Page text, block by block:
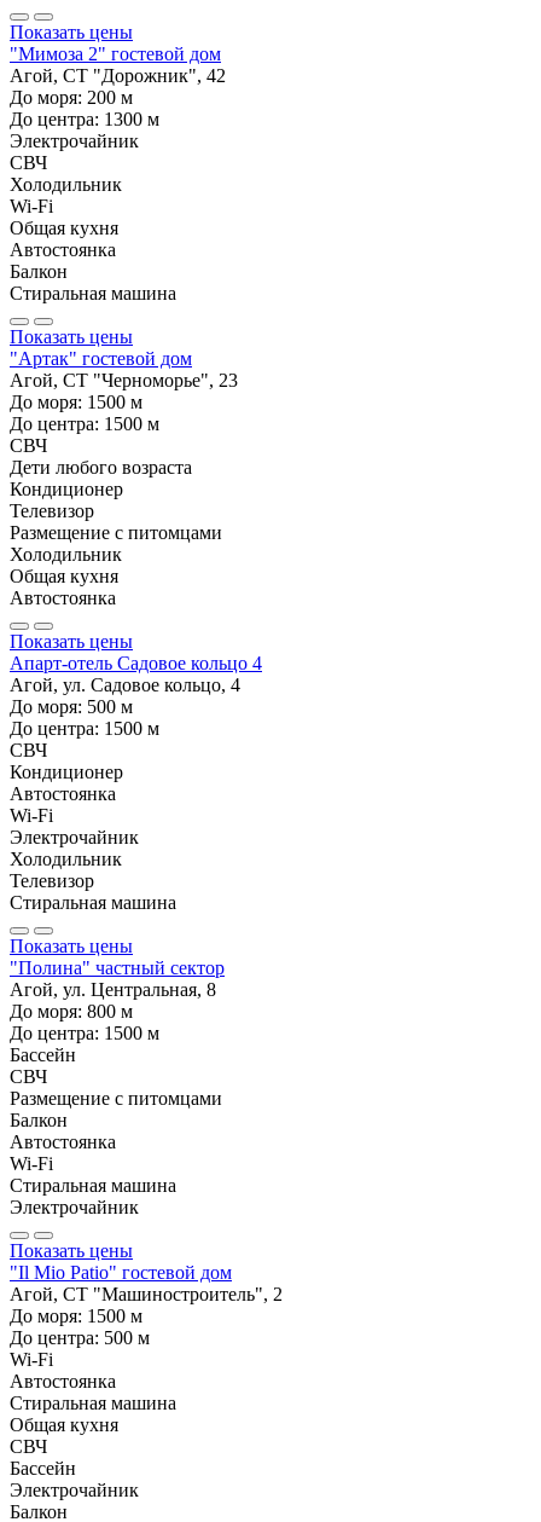
Показать цены
"Мимоза 2" гостевой дом
Агой, СТ "Дорожник", 42
До моря: 200 м
До центра: 1300 м
Электрочайник
СВЧ
Холодильник
Wi-Fi
Общая кухня
Автостоянка
Балкон
Стиральная машина
Показать цены
"Артак" гостевой дом
Агой, СТ "Черноморье", 23
До моря: 1500 м
До центра: 1500 м
СВЧ
Дети любого возраста
Кондиционер
Телевизор
Размещение с питомцами
Холодильник
Общая кухня
Автостоянка
Показать цены
Апарт-отель Садовое кольцо 4
Агой, ул. Садовое кольцо, 4
До моря: 500 м
До центра: 1500 м
СВЧ
Кондиционер
Автостоянка
Wi-Fi
Электрочайник
Холодильник
Телевизор
Стиральная машина
Показать цены
"Полина" частный сектор
Агой, ул. Центральная, 8
До моря: 800 м
До центра: 1500 м
Бассейн
СВЧ
Размещение с питомцами
Балкон
Автостоянка
Wi-Fi
Стиральная машина
Электрочайник
Показать цены
"Il Mio Patio" гостевой дом
Агой, СТ "Машиностроитель", 2
До моря: 1500 м
До центра: 500 м
Wi-Fi
Автостоянка
Стиральная машина
Общая кухня
СВЧ
Бассейн
Электрочайник
Балкон